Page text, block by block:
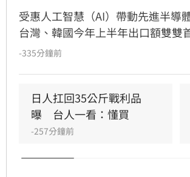
受惠人工智慧（AI）帶動先進半導
台灣、韓國今年上半年出口額雙雙
本。相較之下，日本的優勢主要侷
-335分鐘前
日人扛回35公斤戰利品
曝　台人一看：懂買
-257分鐘前